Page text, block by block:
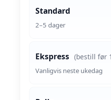
Standard
2–5 dager
Ekspress (bestill før
Vanligvis neste ukedag